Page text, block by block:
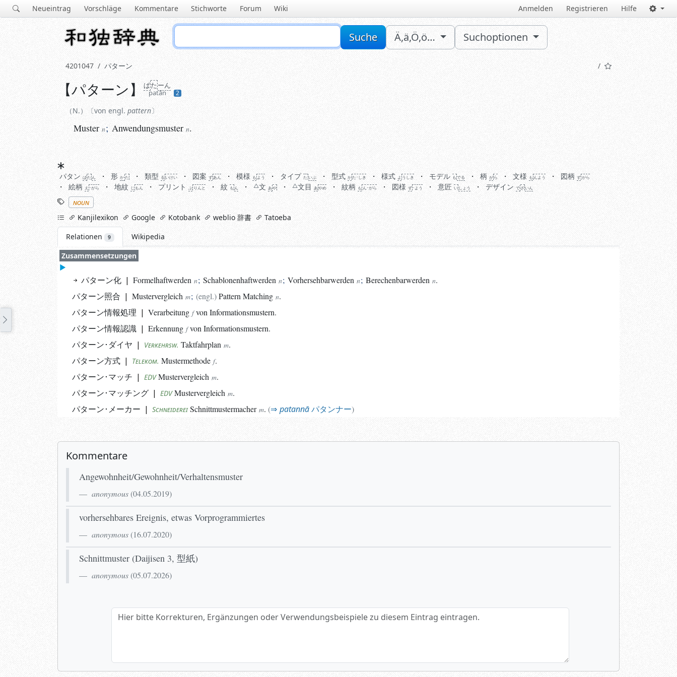
Neueintrag Vorschläge Kommentare Stichworte Forum Wiki Anmelden Registrieren Hilfe
Suche Ä,ä,Ö,ö… Suchoptionen
4201047 パターン
N. von engl.pattern
Mustern Anwendungsmuster
【パターン】 ぱたーん
patān
2
N. von engl. pattern
Muster n; Anwendungsmuster n.
パタン ぱたん 形 かた 類型 るいけい 図案 ずあん 模様 もよう タイプ た いぷ 型式 かた･しき 様式 よ う しき モデル もでる 柄 がら 文様 もんよう 図柄 ずがら
絵柄 え ･がら 地紋 じもん プリント ぷ りんと 紋 もん 文 あや 文目 あやめ 紋柄 もん･がら 図様 ず･よう 意匠 いしょう
しょうデザイン でざいん
Stichworte
noun
linksKanjilexikon Google Kotobank weblio 辞書
Tatoeba
Relationen
9
Wikipedia
Zusammensetzungen
パターン化 | Formelhaftwerden n; Schablonenhaftwerden n; Vorhersehbarwerden n; Berechenbarwerden n.
パターン照合 | Mustervergleich m; (engl.)PatternMatching n.
パターン情報処理 | Verarbeitung fvon Informationsmustern.
パターン情報認識 | Erkennung fvon Informationsmustern.
パターン･ダイヤ | Verkehrsw. Taktfahrplan m.
パターン方式 | Telekom. Mustermethode f.
パターン･マッチ | EDV Mustervergleich m.
パターン･マッチング | EDV Mustervergleich m.
パターン･メーカー | Schneiderei Schnittmustermacherm. ( patannāパタンナー)
Kommentare
Angewohnheit/Gewohnheit/Verhaltensmuster
anonymous (04.05.2019)
vorhersehbares Ereignis, etwas Vorprogrammiertes
anonymous (16.07.2020)
Schnittmuster (Daijisen 3, 型紙)
anonymous (05.07.2026)
Hier bitte Korrekturen, Ergänzungen oder Verwendungsbeispiele zu diesem Eintrag eintragen.